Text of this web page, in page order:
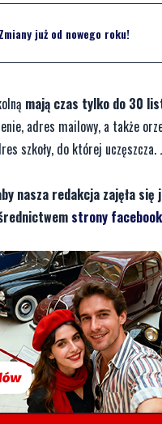
już od nowego roku!
mają czas tylko do 30
adres mailowy, a także
szkoły, do której
nasza redakcja zajęła
strony